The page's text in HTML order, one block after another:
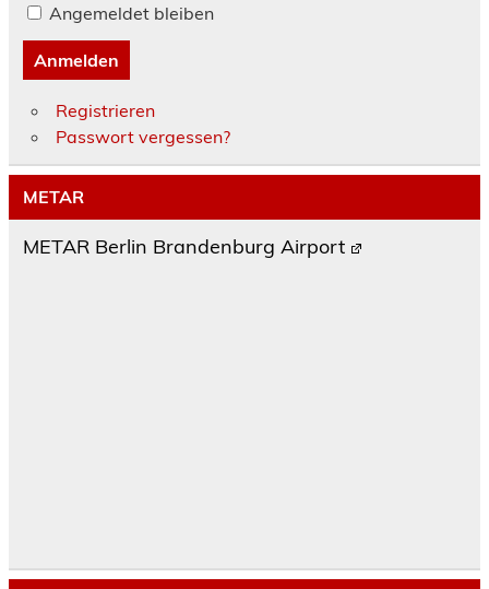
Angemeldet bleiben
Anmelden
Registrieren
Passwort vergessen?
METAR
METAR Berlin Brandenburg Airport